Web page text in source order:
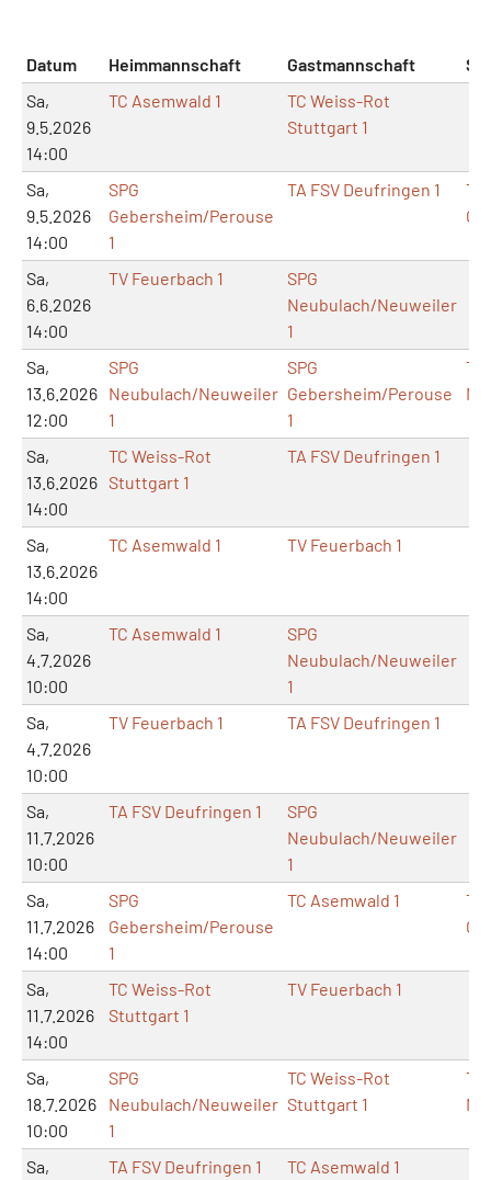
Datum Heimmannschaft Gastmannschaft
Sa,
9.5.2026
14:00
TC Asemwald 1
TC Weiss-Rot
Stuttgart 1
Sa,
9.5.2026
14:00
SPG
Gebersheim/Perouse
1
TA FSV Deufringen 1
TA
Sa,
6.6.2026
14:00
TV Feuerbach 1
SPG
Neubulach/Neuweiler
1
Sa,
13.6.2026
12:00
SPG
Neubulach/Neuweiler
1
SPG
Gebersheim/Perouse
1
TA
Sa,
13.6.2026
14:00
TC Weiss-Rot
Stuttgart 1
TA FSV Deufringen 1
Sa,
13.6.2026
14:00
TC Asemwald 1 TV Feuerbach 1
Sa,
4.7.2026
10:00
TC Asemwald 1
SPG
Neubulach/Neuweiler
1
Sa,
4.7.2026
10:00
TV Feuerbach 1 TA FSV Deufringen 1
Sa,
11.7.2026
10:00
TA FSV Deufringen 1
SPG
Neubulach/Neuweiler
1
Sa,
11.7.2026
14:00
SPG
Gebersheim/Perouse
1
TC Asemwald 1
TA
Sa,
11.7.2026
14:00
TC Weiss-Rot
Stuttgart 1
TV Feuerbach 1
Sa,
18.7.2026
10:00
SPG
Neubulach/Neuweiler
1
TC Weiss-Rot
Stuttgart 1
TA
Sa,
TA FSV Deufringen 1 TC Asemwald 1